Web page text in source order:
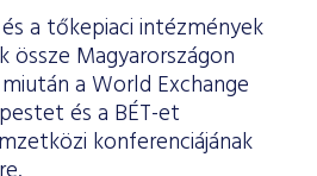
a tőkepiaci intézmények
össze Magyarországon
a World Exchange
és a BÉT-et
konferenciájának